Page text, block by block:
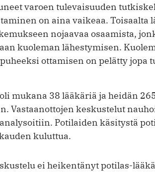
varoen tulevaisuuden
on aina vaikeaa. Toisaalta
nojaavaa osaamista,
kuoleman lähestymisen.
ottamisen on pelätty jopa
mukana 38 lääkäriä ja heidän
Vastaanottojen keskustelut
Potilaiden käsitystä
kuluttua.
ei heikentänyt potilas-